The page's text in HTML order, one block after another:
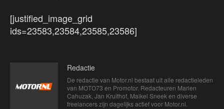
[justified_image_grid
ids=23583,23584,23585,23586]
Redactie
De redactie van Motor.nl bestaat uit alle redactieleden
van MOTO73 en Promotor. Redacteuren Marien
Cahuzak, Jan Kruithof, Maikel Sneek en diverse
freelancers zijn dagelijks actief voor Motor.nl.